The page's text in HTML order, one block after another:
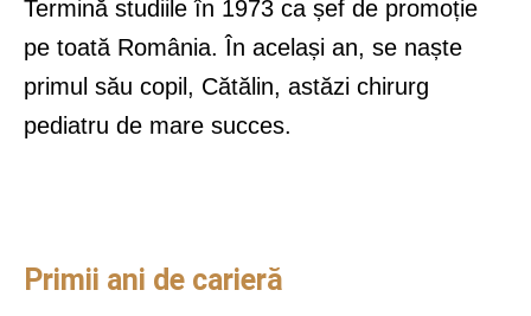
Termină studiile în 1973 ca șef de promoție
pe toată România. În același an, se naște
primul său copil, Cătălin, astăzi chirurg
pediatru de mare succes.
Primii ani de carieră